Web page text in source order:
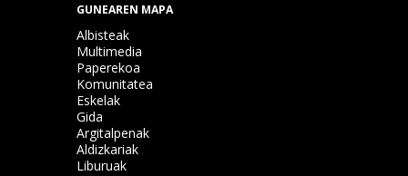
GUNEAREN MAPA
Albisteak
Multimedia
Paperekoa
Komunitatea
Eskelak
Gida
Argitalpenak
Aldizkariak
Liburuak